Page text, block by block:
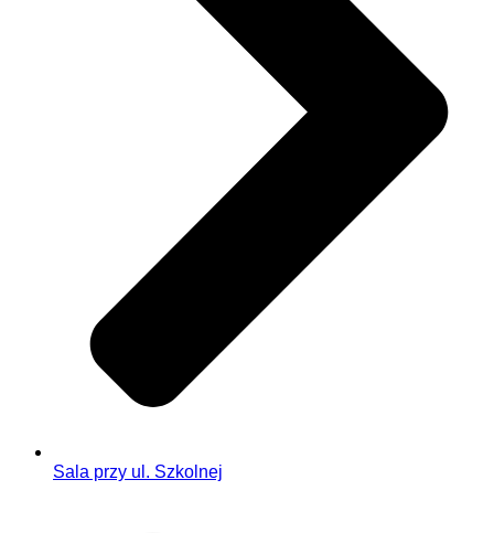
Sala przy ul. Szkolnej